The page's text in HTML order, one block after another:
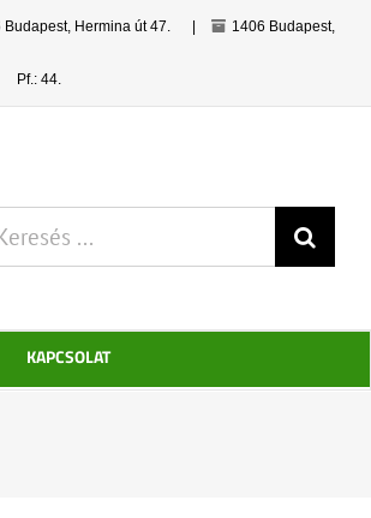
Budapest, Hermina út 47. 1406 Budapest,
Pf.: 44.
KAPCSOLAT